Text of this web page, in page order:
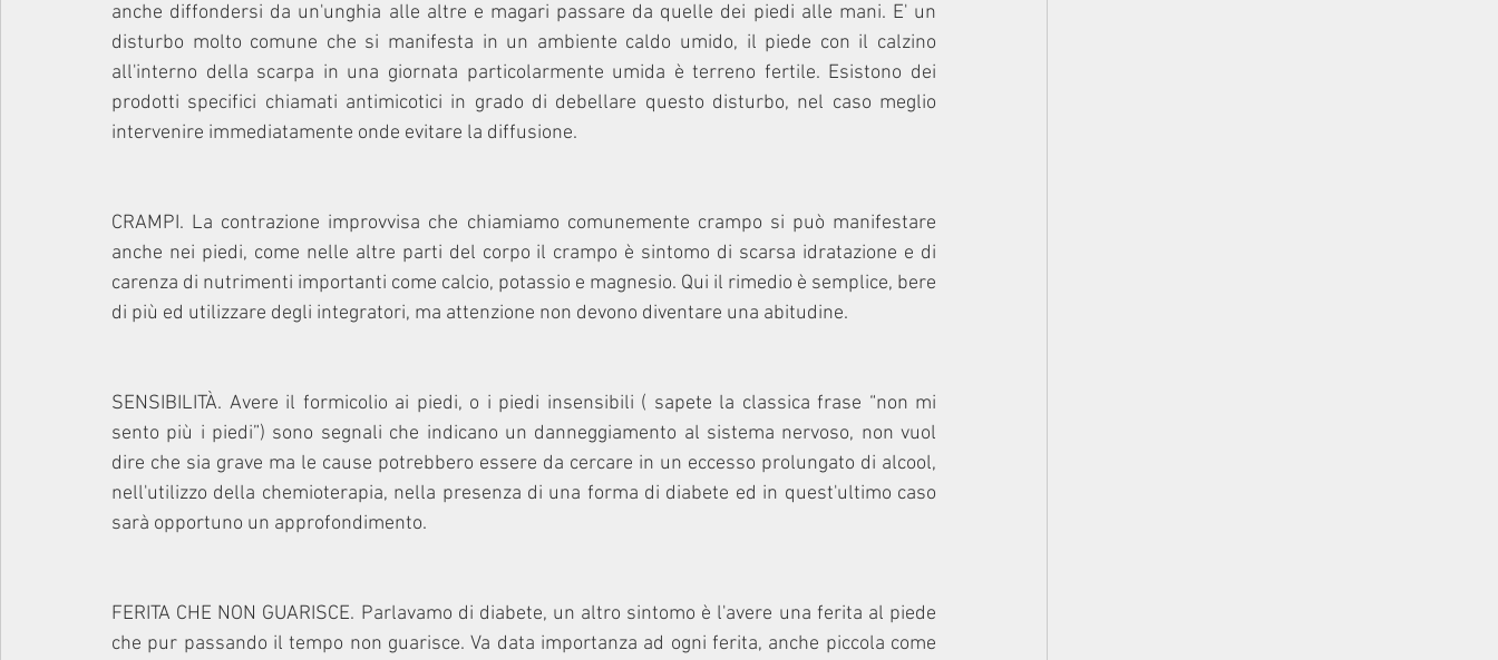
anche diffondersi da un'unghia alle altre e magari passare da quelle dei piedi alle mani. E' un
disturbo molto comune che si manifesta in un ambiente caldo umido, il piede con il calzino
all'interno della scarpa in una giornata particolarmente umida è terreno fertile. Esistono dei
prodotti specifici chiamati antimicotici in grado di debellare questo disturbo, nel caso meglio
intervenire immediatamente onde evitare la diffusione.
CRAMPI. La contrazione improvvisa che chiamiamo comunemente crampo si può manifestare
anche nei piedi, come nelle altre parti del corpo il crampo è sintomo di scarsa idratazione e di
carenza di nutrimenti importanti come calcio, potassio e magnesio. Qui il rimedio è semplice, bere
di più ed utilizzare degli integratori, ma attenzione non devono diventare una abitudine.
SENSIBILITÀ. Avere il formicolio ai piedi, o i piedi insensibili ( sapete la classica frase “non mi
sento più i piedi”) sono segnali che indicano un danneggiamento al sistema nervoso, non vuol
dire che sia grave ma le cause potrebbero essere da cercare in un eccesso prolungato di alcool,
nell'utilizzo della chemioterapia, nella presenza di una forma di diabete ed in quest'ultimo caso
sarà opportuno un approfondimento.
FERITA CHE NON GUARISCE. Parlavamo di diabete, un altro sintomo è l'avere una ferita al piede
che pur passando il tempo non guarisce. Va data importanza ad ogni ferita, anche piccola come